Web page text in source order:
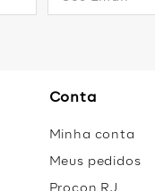
Conta
Minha conta
Meus pedidos
Procon RJ